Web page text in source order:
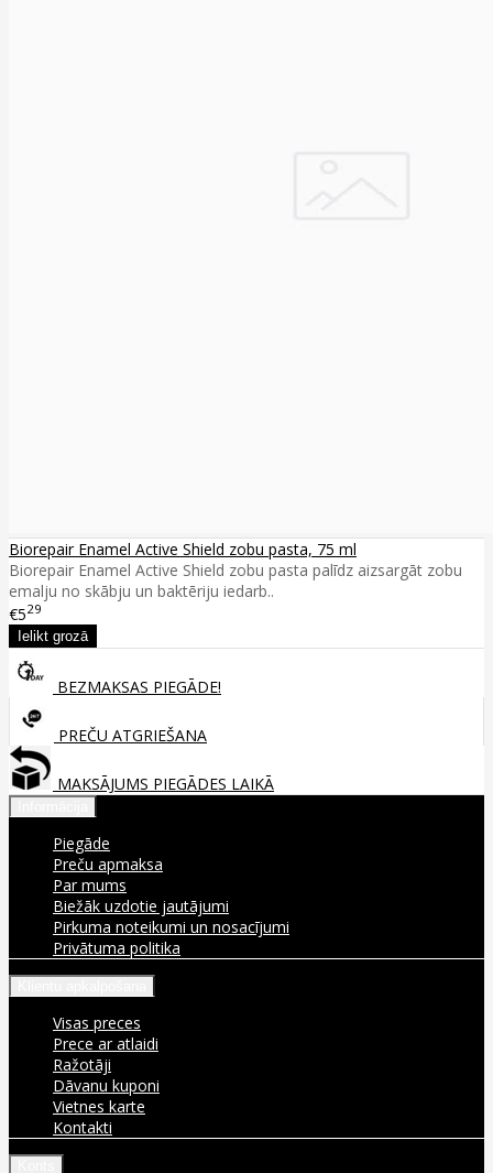
Biorepair Enamel Active Shield zobu pasta, 75 ml
Biorepair Enamel Active Shield zobu pasta palīdz aizsargāt zobu
emalju no skābju un baktēriju iedarb..
€529
BEZMAKSAS PIEGĀDE!
PREČU ATGRIEŠANA
MAKSĀJUMS PIEGĀDES LAIKĀ
Piegāde
Preču apmaksa
Par mums
Biežāk uzdotie jautājumi
Pirkuma noteikumi un nosacījumi
Privātuma politika
Visas preces
Prece ar atlaidi
Ražotāji
Dāvanu kuponi
Vietnes karte
Kontakti